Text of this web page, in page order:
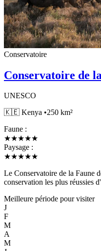
Conservatoire
Conservatoire de
UNESCO
🇰🇪 Kenya •250 km²
Faune :
★★★★★
Paysage :
★★★★★
Le Conservatoire de la Faune
conservation les plus réussies
au patrimoine mondial de
patrimoine mondial du mont
dans la sauvegarde de la
passer ses effectifs de
blancs. S'étendant sur 250 kilomètres carrés de prairies vallonnées et
de bois ouverts, Lewa abrite
Meilleure période pour visiter
J
F
M
A
M